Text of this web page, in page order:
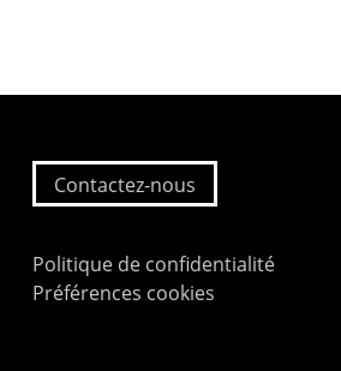
Contactez-nous
Politique de confidentialité
Préférences cookies